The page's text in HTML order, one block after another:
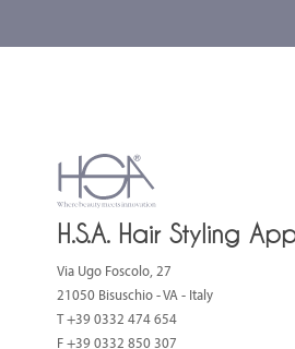
H.S.A. Hair Styling
Via Ugo Foscolo, 27
21050 Bisuschio - VA - Italy
T+39 0332 474 654
F +39 0332 850 307